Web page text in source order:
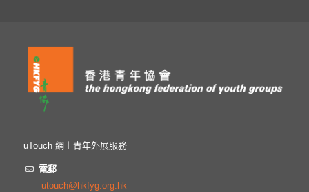
uTouch 網上青年外展服務
電郵
utouch@hkfyg.org.hk